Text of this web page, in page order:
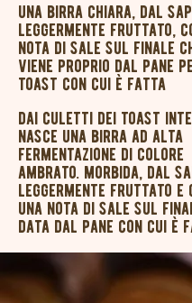
una birra chiara, dal
leggermente fruttato,
nota di sale sul finale
viene proprio dal pane
toast con cui è fatta
dai culetti dei toast
nasce una birra ad alta
fermentazione di colore
ambrato. morbida, dal
leggermente fruttato e
una nota di sale sul
data dal pane con cui è